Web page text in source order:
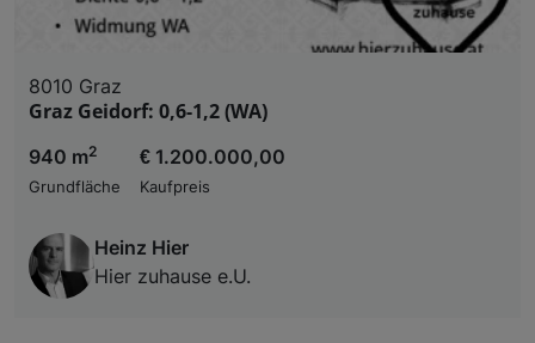
8010 Graz
Graz Geidorf: 0,6-1,2 (WA)
940 m2
Grundfläche
€ 1.200.000,00
Kaufpreis
Heinz Hier
Hier zuhause e.U.